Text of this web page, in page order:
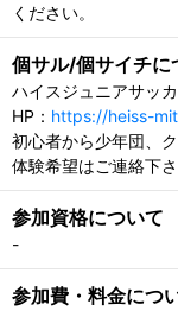
ください。
個サル/個サイチに
ハイスジュニアサッ
HP： https://heiss-
初心者から少年団、
体験希望はご連絡下さ
参加資格について
-
参加費・料金につ